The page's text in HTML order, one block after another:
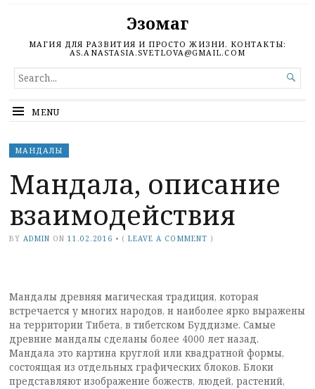
Эзомаг
МАГИЯ ДЛЯ РАЗВИТИЯ И ПРОСТО ЖИЗНИ. КОНТАКТЫ:
AS.ANASTASIA.SVETLOVA@GMAIL.COM
SEARCH
FOR...

MENU
МАНДАЛЫ
Мандала, описание
взаимодействия
BY ADMIN ON 11.02.2016 • (LEAVE A COMMENT )
Мандалы древняя магическая традиция, которая
встречается у многих народов, н наиболее ярко выражены
на территории Тибета, в тибетском Буддизме. Самые
древние мандалы сделаны более 4000 лет назад.
Мандала это картина круглой или квадратной формы,
состоящая из отдельных графических блоков. Блоки
представляют изображение божеств, людей, растений,